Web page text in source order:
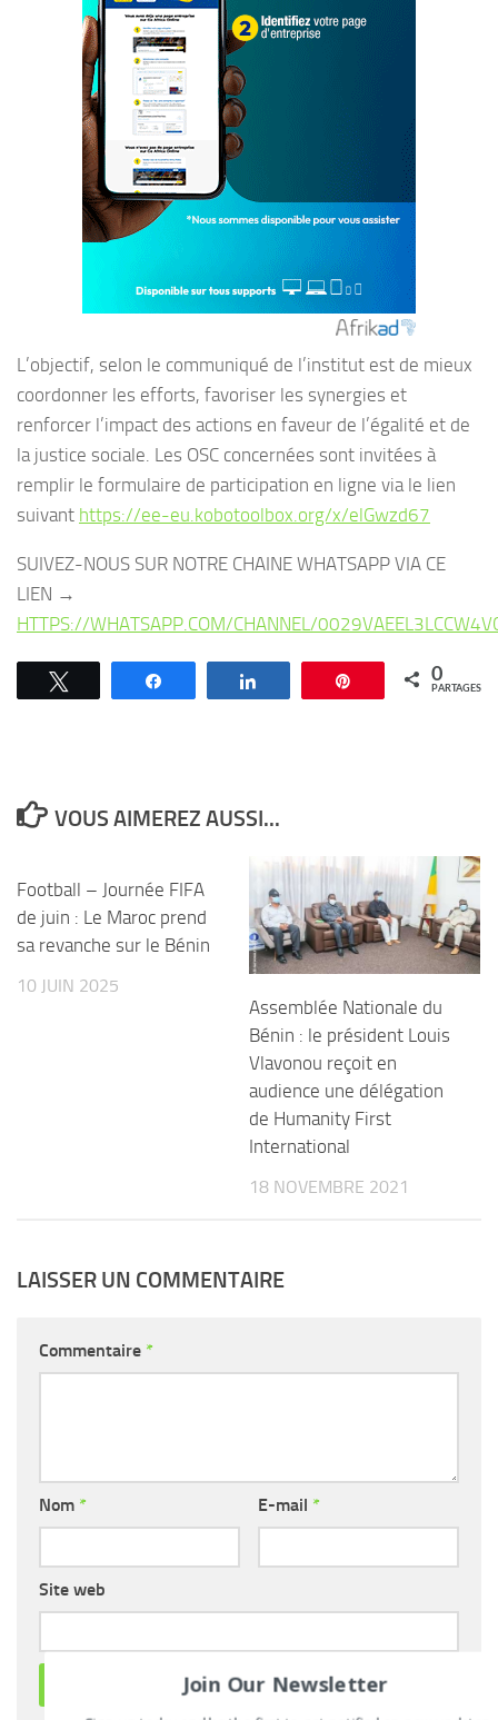
L’objectif, selon le communiqué de l’institut est de mieux
coordonner les efforts, favoriser les synergies et
renforcer l’impact des actions en faveur de l’égalité et de
la justice sociale. Les OSC concernées sont invitées à
remplir le formulaire de participation en ligne via le lien
suivant https://ee-eu.kobotoolbox.org/x/elGwzd67
SUIVEZ-NOUS SUR NOTRE CHAINE WHATSAPP VIA CE
LIEN →
HTTPS://WHATSAPP.COM/CHANNEL/
Épingle 0
PARTAGES
VOUS AIMEREZ AUSSI...
Football – Journée FIFA
de juin : Le Maroc prend
sa revanche sur le Bénin
10 JUIN 2025
Assemblée Nationale du
Bénin : le président Louis
Vlavonou reçoit en
audience une délégation
de Humanity First
International
18 NOVEMBRE 2021
LAISSER UN COMMENTAIRE
Commentaire *
Nom * E-mail *
Site web
Join Our Newsletter